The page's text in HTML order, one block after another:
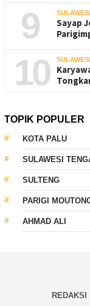
9
Sayap
10
TOPIK POPULER
KOTA PALU
SULAWESI
SULTENG
PARIGI
AHMAD ALI
REDAKSI